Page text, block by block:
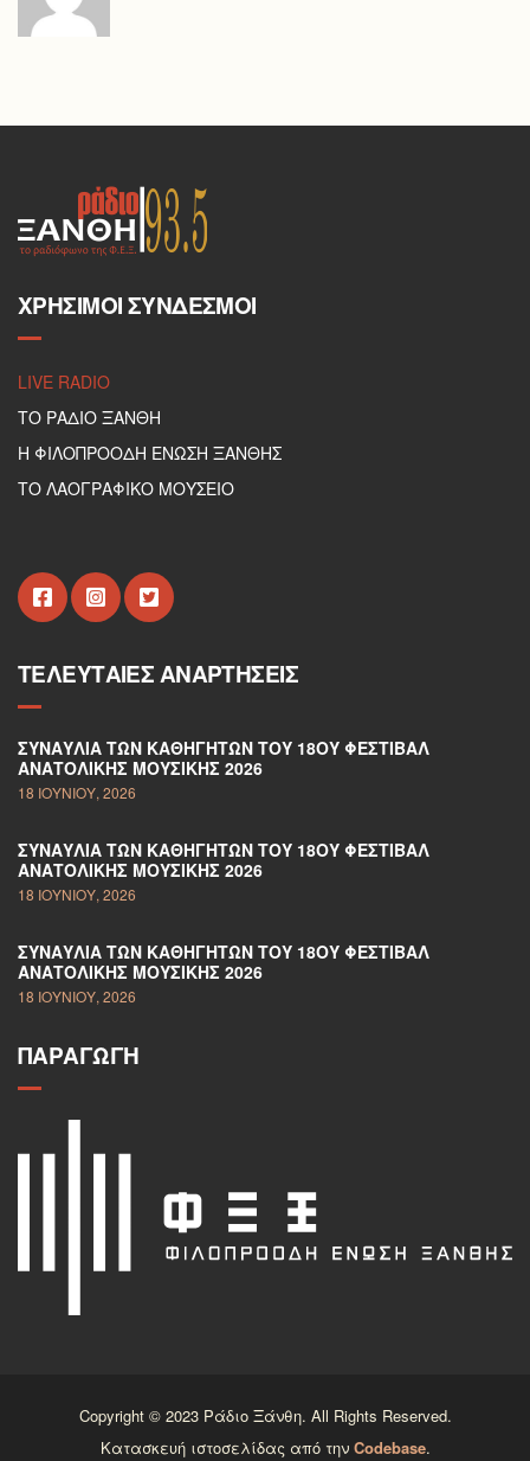
ΧΡΉΣΙΜΟΙ ΣΎΝΔΕΣΜΟΙ
LIVE RADIO
ΤΟ ΡΑΔΙΟ ΞΑΝΘΗ
Η ΦΙΛΟΠΡΟΟΔΗ ΕΝΩΣΗ ΞΑΝΘΗΣ
ΤΟ ΛΑΟΓΡΑΦΙΚΟ ΜΟΥΣΕΙΟ
ΤΕΛΕΥΤΑΊΕΣ ΑΝΑΡΤΉΣΕΙΣ
ΣΥΝΑΥΛΊΑ ΤΩΝ ΚΑΘΗΓΗΤΏΝ ΤΟΥ 18ΟΥ ΦΕΣΤΙΒΆΛ
ΑΝΑΤΟΛΙΚΉΣ ΜΟΥΣΙΚΉΣ 2026
18 ΙΟΥΝΊΟΥ, 2026
ΣΥΝΑΥΛΊΑ ΤΩΝ ΚΑΘΗΓΗΤΏΝ ΤΟΥ 18ΟΥ ΦΕΣΤΙΒΆΛ
ΑΝΑΤΟΛΙΚΉΣ ΜΟΥΣΙΚΉΣ 2026
18 ΙΟΥΝΊΟΥ, 2026
ΣΥΝΑΥΛΊΑ ΤΩΝ ΚΑΘΗΓΗΤΏΝ ΤΟΥ 18ΟΥ ΦΕΣΤΙΒΆΛ
ΑΝΑΤΟΛΙΚΉΣ ΜΟΥΣΙΚΉΣ 2026
18 ΙΟΥΝΊΟΥ, 2026
ΠΑΡΑΓΩΓΉ
Copyright © 2023 Ράδιο Ξάνθη. All Rights Reserved.
Κατασκευή ιστοσελίδας από την Codebase.